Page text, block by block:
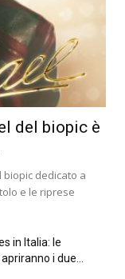
del biopic è
biopic dedicato a
e le riprese
in Italia: le
i due...